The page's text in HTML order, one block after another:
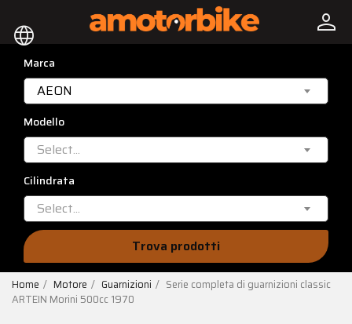
language person
Marca
AEON
Modello
Select...
Cilindrata
Select...
Trova prodotti
Home Motore Guarnizioni
Serie completa di guarnizioni classic
ARTEIN Morini 500cc 1970